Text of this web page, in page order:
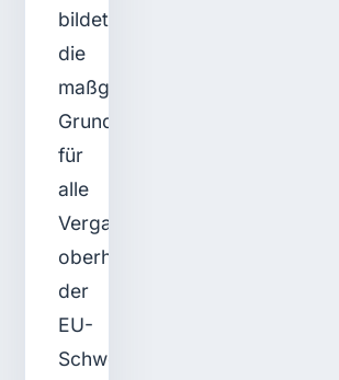
bildet
die
maßgebliche
Grundlage
für
alle
Vergabeverfahren
oberhalb
der
EU-
Schwellenwerte.